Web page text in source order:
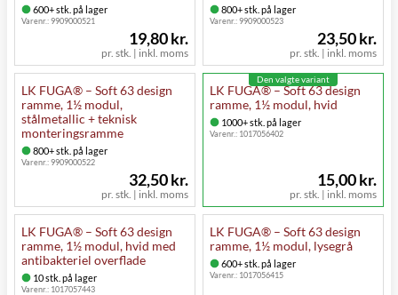
600+ stk. på lager
Varenr.:9909000521
pr. stk. | inkl. moms
19,80 kr.
800+ stk. på lager
Varenr.:9909000523
pr. stk. | inkl. moms
23,50 kr.
LK FUGA® – Soft 63 design
ramme, 1½ modul,
stålmetallic + teknisk
monteringsramme
800+ stk. på lager
Varenr.:9909000522
pr. stk. | inkl. moms
32,50 kr.
LK FUGA® – Soft 63 design
ramme, 1½ modul, hvid
1000+ stk. på lager
Varenr.: 1017056402
pr. stk. | inkl. moms
15,00 kr.
Den valgte variant
LK FUGA® – Soft 63 design
ramme, 1½ modul, hvid med
antibakteriel overflade
10 stk. på lager
Varenr.: 1017057443
LK FUGA® – Soft 63 design
ramme, 1½ modul, lysegrå
600+ stk. på lager
Varenr.: 1017056415